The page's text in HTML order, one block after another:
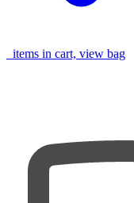
items in cart, view bag